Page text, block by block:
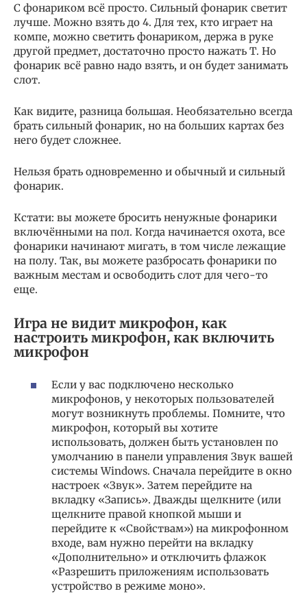
С фонариком всё просто. Сильный фонарик светит
лучше. Можно взять до 4. Для тех, кто играет на
компе, можно светить фонариком, держа в руке
другой предмет, достаточно просто нажать Т. Но
фонарик всё равно надо взять, и он будет занимать
слот.
Как видите, разница большая. Необязательно всегда
брать сильный фонарик, но на больших картах без
него будет сложнее.
Нельзя брать одновременно и обычный и сильный
фонарик.
Кстати: вы можете бросить ненужные фонарики
включёнными на пол. Когда начинается охота, все
фонарики начинают мигать, в том числе лежащие
на полу. Так, вы можете разбросать фонарики по
важным местам и освободить слот для чего-то
еще.
Игра не видит микрофон, как
настроить микрофон, как включить
микрофон
Если у вас подключено несколько
микрофонов, у некоторых пользователей
могут возникнуть проблемы. Помните, что
микрофон, который вы хотите
использовать, должен быть установлен по
умолчанию в панели управления Звук вашей
системы Windows. Сначала перейдите в окно
настроек «Звук». Затем перейдите на
вкладку «Запись». Дважды щелкните (или
щелкните правой кнопкой мыши и
перейдите к «Свойствам») на микрофонном
входе, вам нужно перейти на вкладку
«Дополнительно» и отключить флажок
«Разрешить приложениям использовать
устройство в режиме моно».